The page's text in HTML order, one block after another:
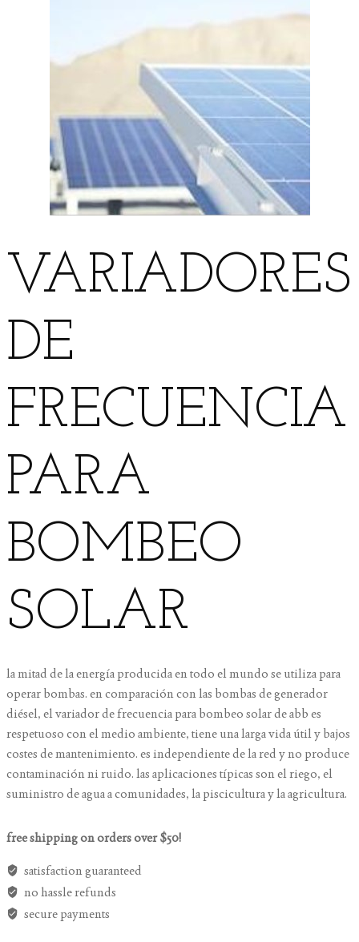
VARIADORES
DE
FRECUENCIA
PARA
BOMBEO
SOLAR
la mitad de la energía producida en todo el mundo se utiliza para
operar bombas. en comparación con las bombas de generador
diésel, el variador de frecuencia para bombeo solar de abb es
respetuoso con el medio ambiente, tiene una larga vida útil y bajos
costes de mantenimiento. es independiente de la red y no produce
contaminación ni ruido. las aplicaciones típicas son el riego, el
suministro de agua a comunidades, la piscicultura y la agricultura.
free shipping on orders over $50!
satisfaction guaranteed
no hassle refunds
secure payments